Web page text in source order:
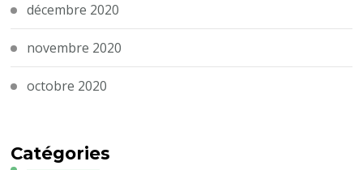
décembre 2020
novembre 2020
octobre 2020
Catégories